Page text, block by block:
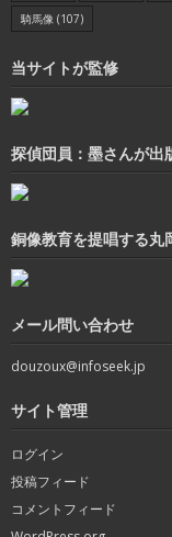
騎馬像 (107)
当サイトが監修
探偵団員：墨さんが出
銅像教育を提唱する丸
メール問い合わせ
douzoux@infoseek.jp
サイト管理
ログイン
投稿フィード
コメントフィード